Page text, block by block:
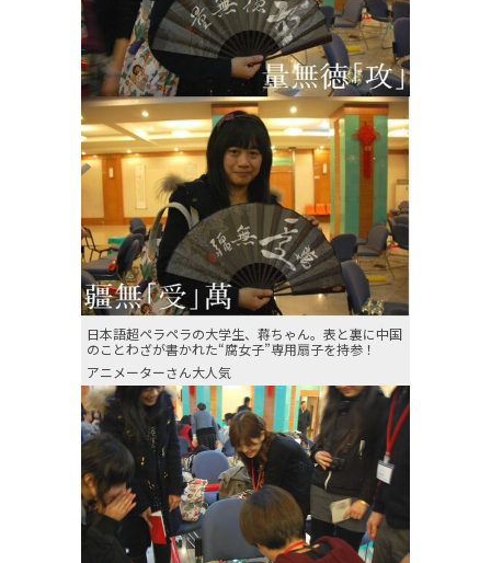
日本語超ペラペラの大学生、蒋ちゃん。表と裏に中国
のことわざが書かれた“腐女子”専用扇子を持参！
アニメーターさん大人気